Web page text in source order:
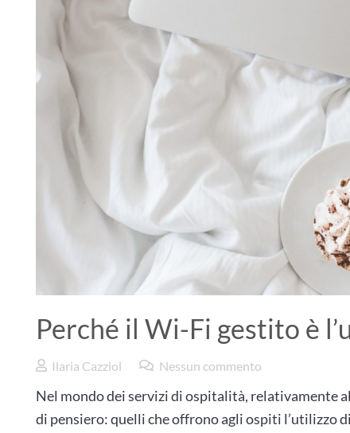
Perché il Wi-Fi gestito è
Ilaria Cazziol Nessun commento
Nel mondo dei servizi di ospitalità, relativamente
di pensiero: quelli che offrono agli ospiti l’utilizzo